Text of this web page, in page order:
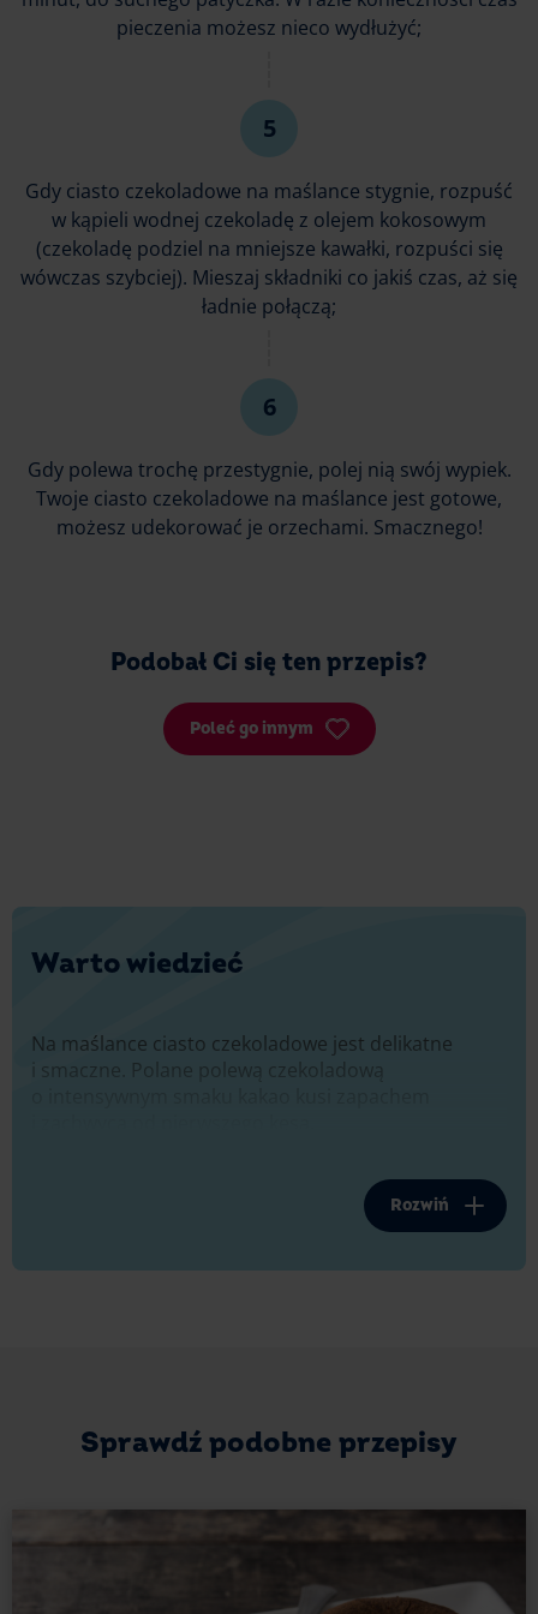
pieczenia możesz nieco wydłużyć;
Gdy ciasto czekoladowe na maślance stygnie, rozpuść
w kąpieli wodnej czekoladę z olejem kokosowym
(czekoladę podziel na mniejsze kawałki, rozpuści się
wówczas szybciej). Mieszaj składniki co jakiś czas, aż się
ładnie połączą;
Gdy polewa trochę przestygnie, polej nią swój wypiek.
Twoje ciasto czekoladowe na maślance jest gotowe,
możesz udekorować je orzechami. Smacznego!
Podobał Ci się ten przepis?
Poleć go innym
Warto wiedzieć
Na maślance ciasto czekoladowe jest delikatne
i smaczne. Polane polewą czekoladową
Przygotowanie ciasta, choć nie jest skomplikowane,
wymaga pewnej dbałości o szczegóły. Jeśli chcesz
przekonać się, jak urozmaicić swój wypiek i co
z tradycyjnych blaszek, oto co możesz zrobić, aby
dodatkowy bufor, który uchroni przed lekkim
Rozwiń
Sprawdź podobne przepisy